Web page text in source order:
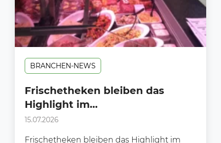
BRANCHEN-NEWS
Frischetheken bleiben das
Highlight im
Lebensmittelhandel.
15.07.2026
Frischetheken bleiben das Highlight im